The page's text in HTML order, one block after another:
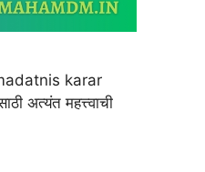
karar
अत्यंत महत्त्वाची